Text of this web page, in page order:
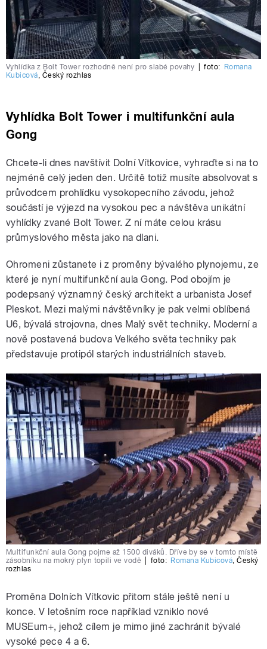
Vyhlídka z Bolt Tower rozhodně není pro slabé povahy foto:
Romana
Kubicová, Český rozhlas
Vyhlídka Bolt Tower i multifunkční aula
Gong
Chcete-li dnes navštívit Dolní Vítkovice, vyhraďte si na to
nejméně celý jeden den. Určitě totiž musíte absolvovat s
průvodcem prohlídku vysokopecního závodu, jehož
součástí je výjezd na vysokou pec a návštěva unikátní
vyhlídky zvané Bolt Tower. Z ní máte celou krásu
průmyslového města jako na dlani.
Ohromeni zůstanete i z proměny bývalého plynojemu, ze
které je nyní multifunkční aula Gong. Pod obojím je
podepsaný významný český architekt a urbanista Josef
Pleskot. Mezi malými návštěvníky je pak velmi oblíbená
U6, bývalá strojovna, dnes Malý svět techniky. Moderní a
nově postavená budova Velkého světa techniky pak
představuje protipól starých industriálních staveb.
Multifunkční aula Gong pojme až 1500 diváků. Dříve by se v tomto místě
zásobníku na mokrý plyn topili ve vodě
foto: Romana Kubicová ,Český
rozhlas
Proměna Dolních Vítkovic přitom stále ještě není u
konce. V letošním roce například vzniklo nové
MUSEum+, jehož cílem je mimo jiné zachránit bývalé
vysoké pece 4 a 6.